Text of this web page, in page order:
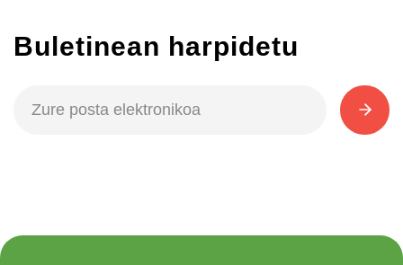
Buletinean harpidetu